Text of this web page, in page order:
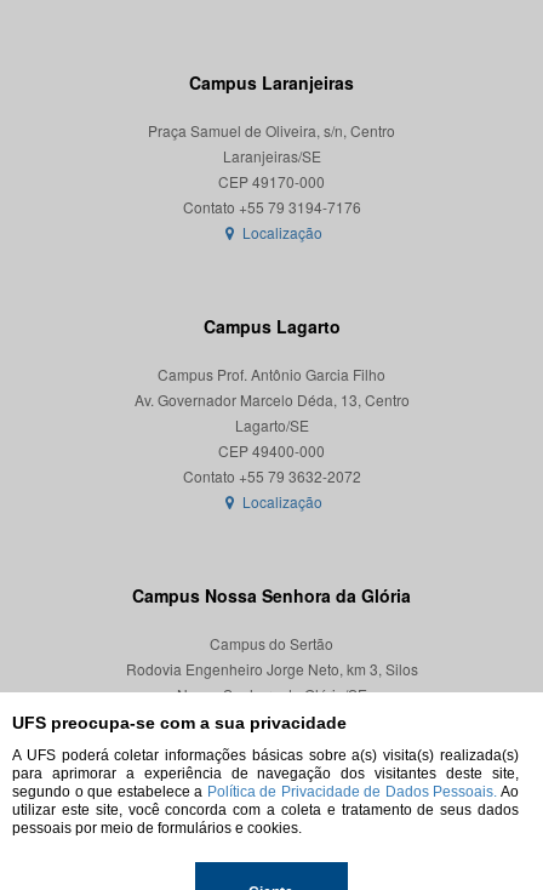
UFS preocupa-se com a sua privacidade
A UFS poderá coletar informações básicas sobre a(s) visita(s) realizada(s)
para aprimorar a experiência de navegação dos visitantes deste site,
segundo o que estabelece a Política de Privacidade de Dados Pessoais. Ao
utilizar este site, você concorda com a coleta e tratamento de seus dados
pessoais por meio de formulários e cookies.
Campus Laranjeiras
Praça Samuel de Oliveira, s/n, Centro
Laranjeiras/SE
CEP 49170-000
Localização
Campus Lagarto
Campus Prof. Antônio Garcia Filho
Av. Governador Marcelo Déda, 13, Centro
Lagarto/SE
CEP 49400-000
Localização
Campus Nossa Senhora da Glória
Campus do Sertão
Rodovia Engenheiro Jorge Neto, km 3, Silos
Nossa Senhora da Glória/SE
CEP 49680-000
Localização